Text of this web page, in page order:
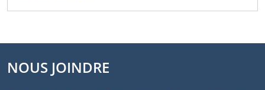
NOUS JOINDRE